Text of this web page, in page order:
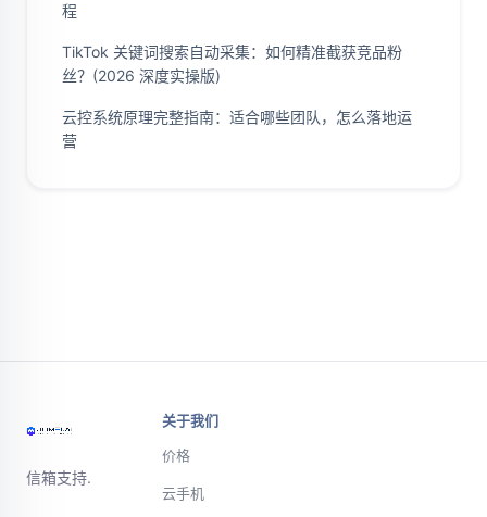
程
TikTok 关键词搜索自动采集：如何精准截获竞品粉
丝？(2026 深度实操版)
云控系统原理完整指南：适合哪些团队，怎么落地运
营
信箱支持.
关于我们
价格
云手机